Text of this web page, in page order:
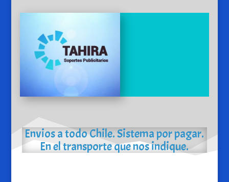
Envios a todo Chile. Sistema por pagar.
En el transporte que nos indique.